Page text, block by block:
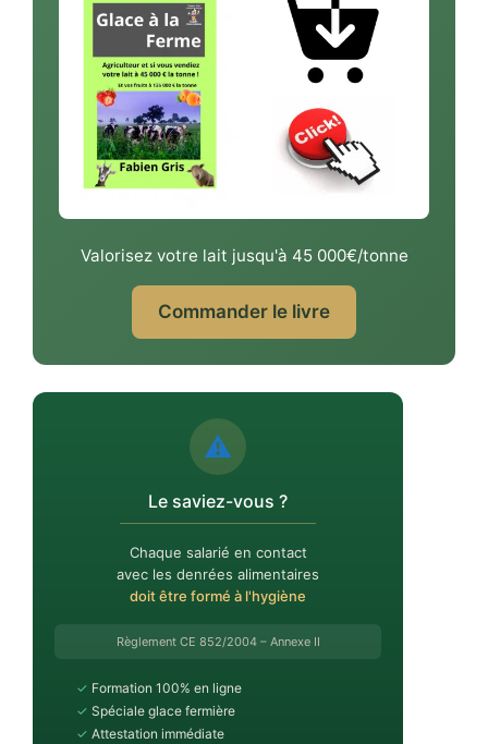
Valorisez votre lait jusqu'à 45 000€/tonne
Commander le livre
⚠️
Le saviez-vous ?
Chaque salarié en contact
avec les denrées alimentaires
doit être formé à l'hygiène
Règlement CE 852/2004 – Annexe II
✓ Formation 100% en ligne
✓ Spéciale glace fermière
✓ Attestation immédiate